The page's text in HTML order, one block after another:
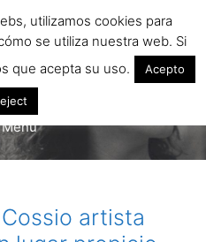
Menú
artista
utilizamos cookies para
se utiliza nuestra web. Si
que acepta su uso.
Acepto